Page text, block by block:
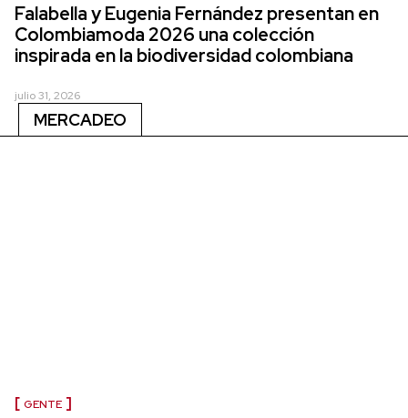
Falabella y Eugenia Fernández presentan en
Colombiamoda 2026 una colección
inspirada en la biodiversidad colombiana
julio 31, 2026
MERCADEO
GENTE